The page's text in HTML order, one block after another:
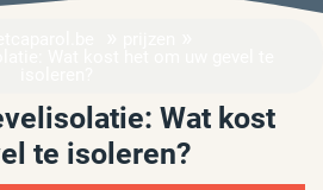
Wat kost
te isoleren?